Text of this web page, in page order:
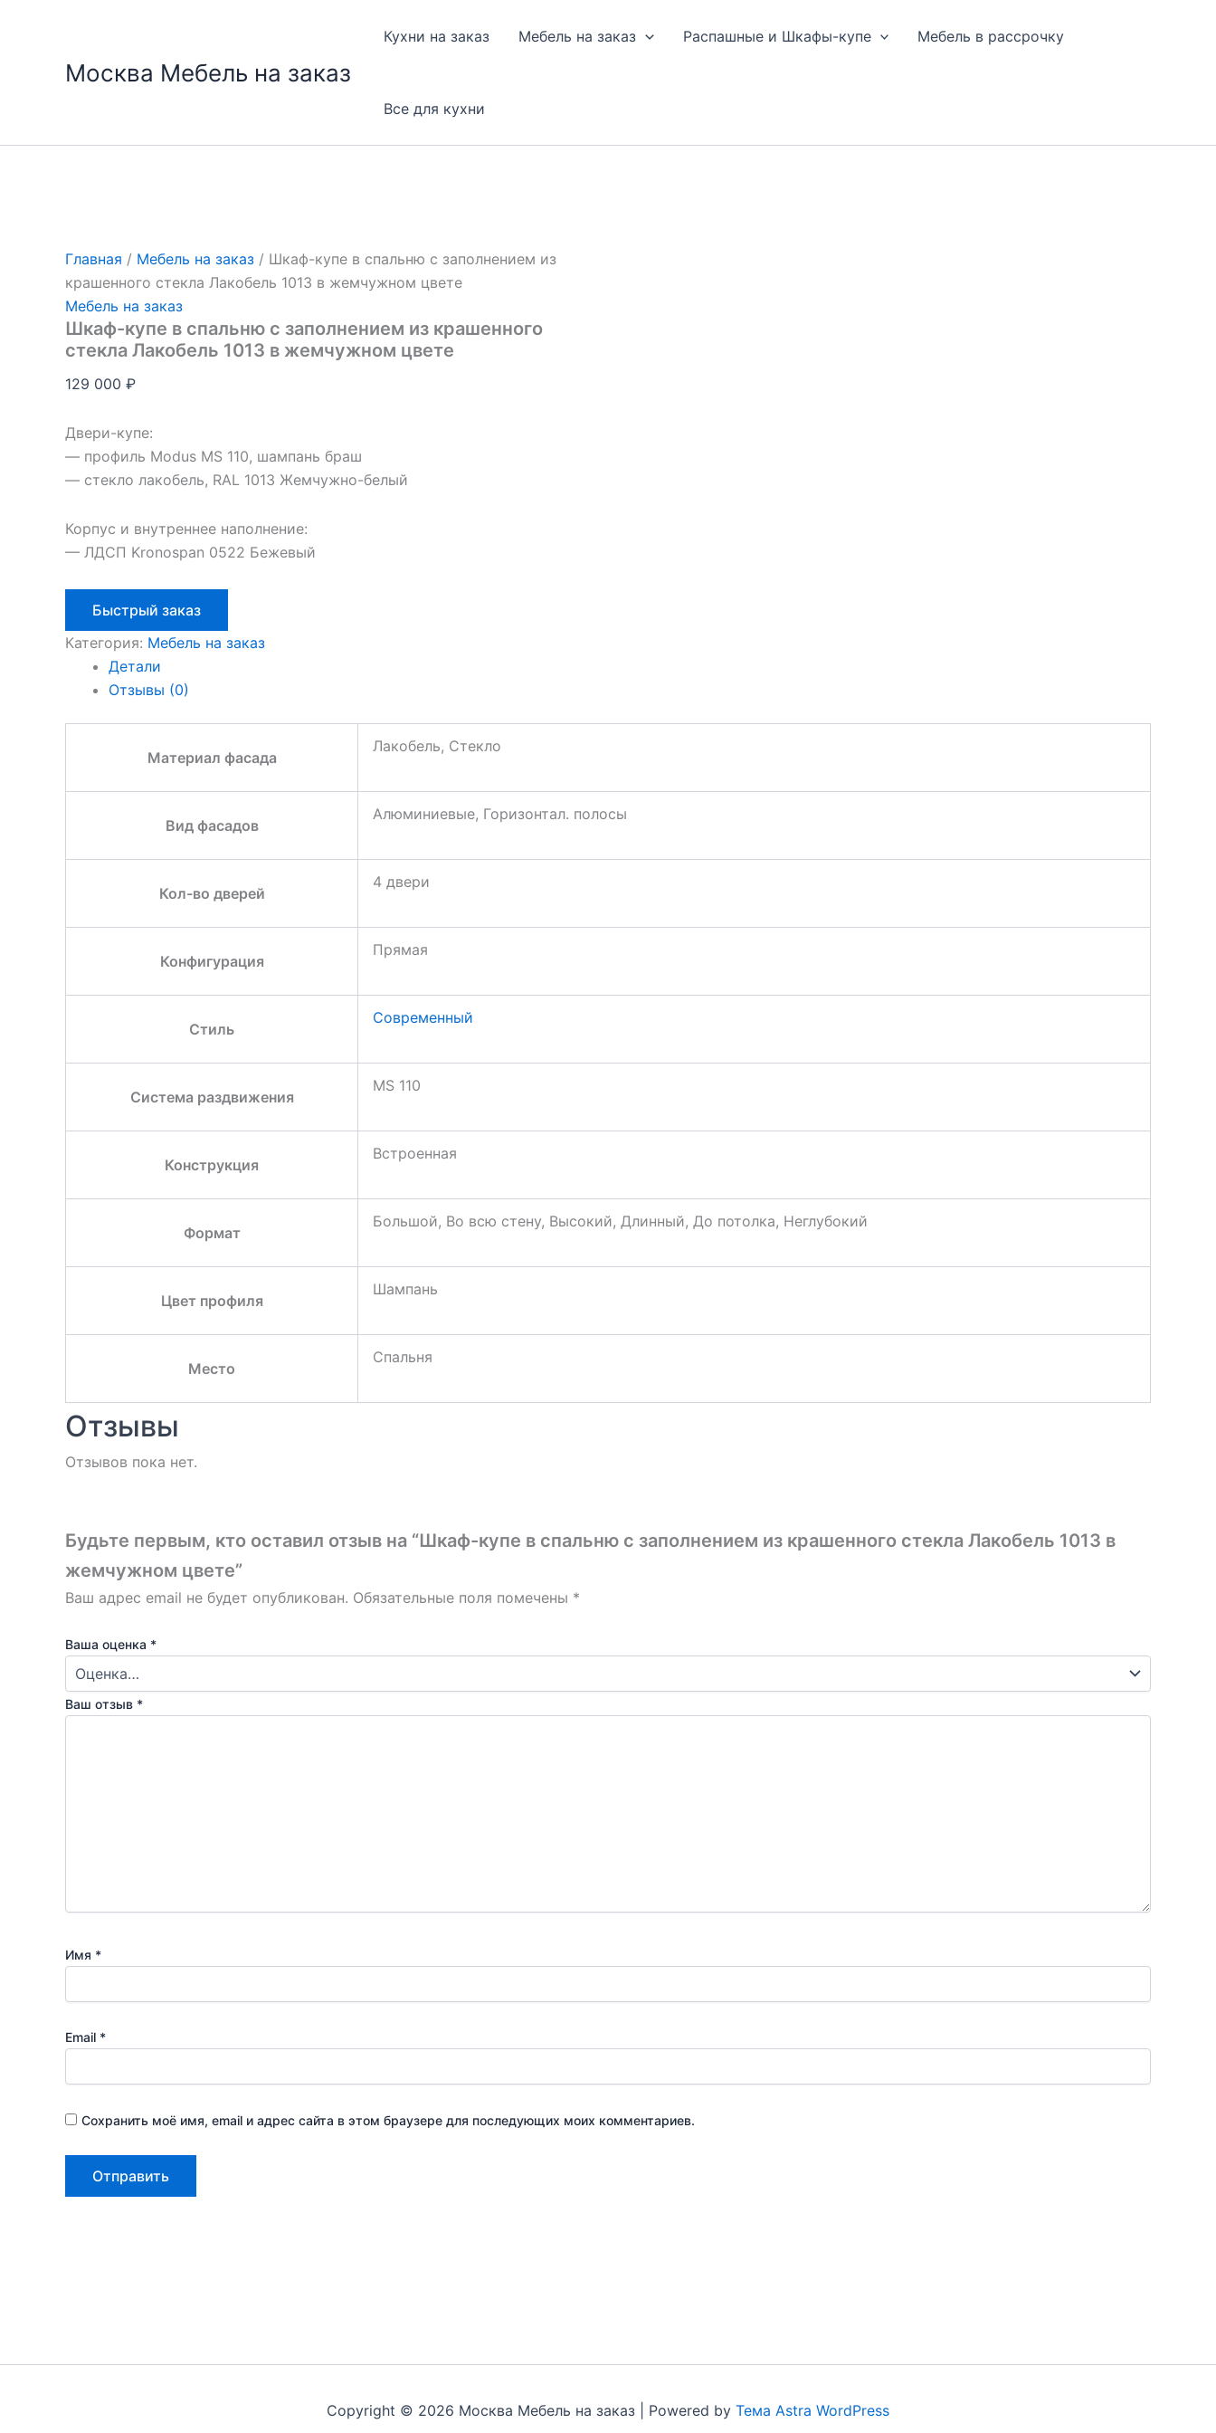
Москва Мебель на заказ
Кухни на заказ Мебель на заказ Распашные и Шкафы-купе Мебель в рассрочку
Все для кухни
Главная / Мебель на заказ / Шкаф-купе в спальню с заполнением из
крашенного стекла Лакобель 1013 в жемчужном цвете
Мебель на заказ
Шкаф-купе в спальню с заполнением из крашенного
стекла Лакобель 1013 в жемчужном цвете
129 000 ₽
Двери-купе:
— профиль Modus MS 110, шампань браш
— стекло лакобель, RAL 1013 Жемчужно-белый
Корпус и внутреннее наполнение:
— ЛДСП Kronospan 0522 Бежевый
Быстрый заказ
Категория: Мебель на заказ
Детали
Отзывы (0)
Материал фасада
Лакобель, Стекло
Вид фасадов
Алюминиевые, Горизонтал. полосы
Кол-во дверей
4 двери
Конфигурация
Прямая
Стиль
Современный
Система раздвижения
MS 110
Конструкция
Встроенная
Формат
Большой, Во всю стену, Высокий, Длинный, До потолка, Неглубокий
Цвет профиля
Шампань
Место
Спальня
Отзывы
Отзывов пока нет.
Будьте первым, кто оставил отзыв на “Шкаф-купе в спальню с заполнением из крашенного стекла Лакобель 1013 в
жемчужном цвете”
Ваш адрес email не будет опубликован. Обязательные поля помечены *
Ваша оценка *
Ваш отзыв *
Имя *
Email *
Сохранить моё имя, email и адрес сайта в этом браузере для последующих моих комментариев.
Copyright © 2026 Москва Мебель на заказ | Powered by Тема Astra WordPress